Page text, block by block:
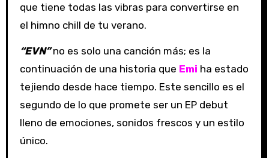
que tiene todas las vibras para convertirse en
el himno chill de tu verano.
“EVN”no es solo una canción más; es la
continuación de una historia que Emi ha estado
tejiendo desde hace tiempo. Este sencillo es el
segundo de lo que promete ser un EP debut
lleno de emociones, sonidos frescos y un estilo
único.